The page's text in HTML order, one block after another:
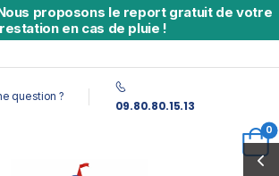
proposons le report gratuit de votre
en cas de pluie !
question ?
09.80.80.15.13
0